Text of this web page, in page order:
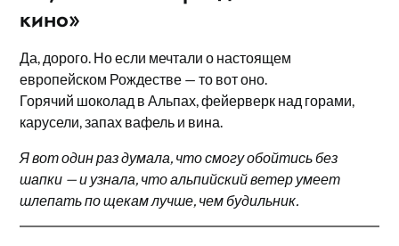
кино»
Да, дорого. Но если мечтали о настоящем
европейском Рождестве — то вот оно.
Горячий шоколад в Альпах, фейерверк над горами,
карусели, запах вафель и вина.
Я вот один раз думала, что смогу обойтись без
шапки — и узнала, что альпийский ветер умеет
шлепать по щекам лучше, чем будильник.